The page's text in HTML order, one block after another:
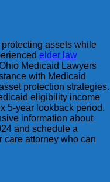
assets while
elder law
Medicaid Lawyers
with Medicaid
protection strategies.
eligibility income
5-year lookback period.
information about
and schedule a
care attorney who can